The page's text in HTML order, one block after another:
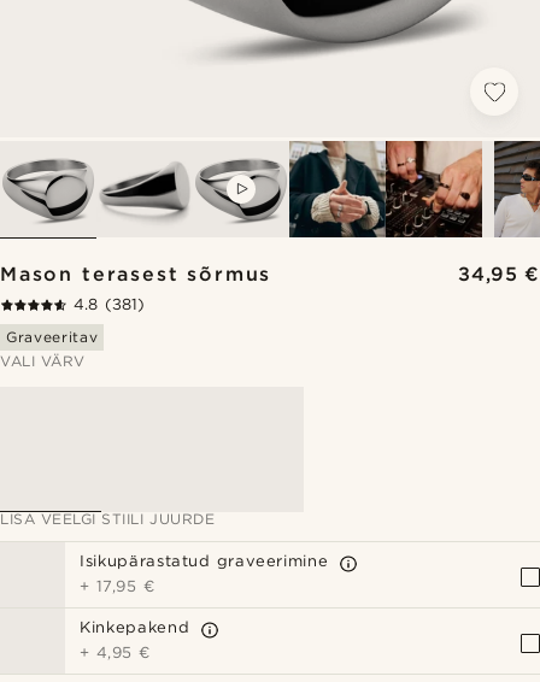
Mason terasest sõrmus 34,95 €
4.8 (381)
Graveeritav
VALI VÄRV
LISA VEELGI STIILI JUURDE
Isikupärastatud graveerimine
+ 17,95 €
Kinkepakend
+ 4,95 €